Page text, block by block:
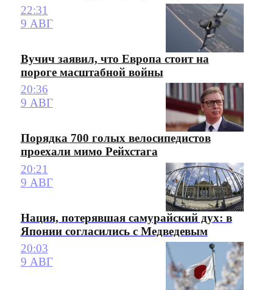
22:31
9 АВГ
Вучич заявил, что Европа стоит на
пороге масштабной войны
20:36
9 АВГ
Порядка 700 голых велосипедистов
проехали мимо Рейхстага
20:21
9 АВГ
Нация, потерявшая самурайский дух: в
Японии согласились с Медведевым
20:03
9 АВГ